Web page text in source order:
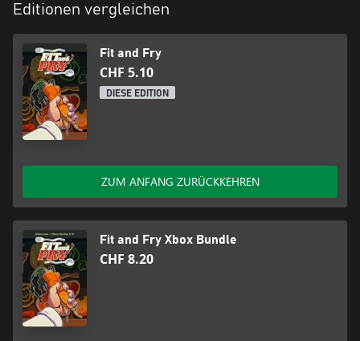
Editionen vergleichen
Fit and Fry
CHF 5.10
DIESE EDITION
ZUM ANFANG ZURÜCKKEHREN
Fit and Fry Xbox Bundle
CHF 8.20